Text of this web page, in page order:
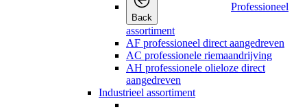
Back
Professioneel
assortiment
AF professioneel direct aangedreven
AC professionele riemaandrijving
AH professionele olieloze direct
aangedreven
Industrieel assortiment